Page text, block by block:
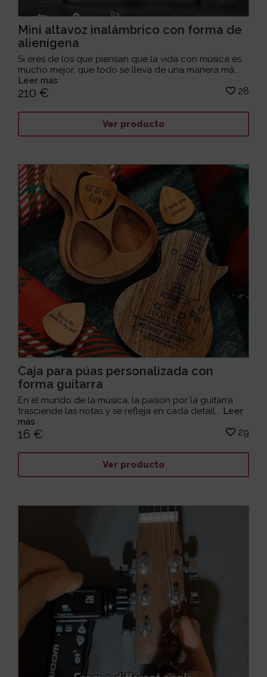
Mini altavoz inalámbrico con forma de
alienígena
Si eres de los que piensan que la vida con música es
mucho mejor, que todo se lleva de una manera má...
Leer más
210 € 28
Ver producto
Caja para púas personalizada con
forma guitarra
En el mundo de la música, la pasión por la guitarra
trasciende las notas y se refleja en cada detall... Leer
más
16 € 29
Ver producto